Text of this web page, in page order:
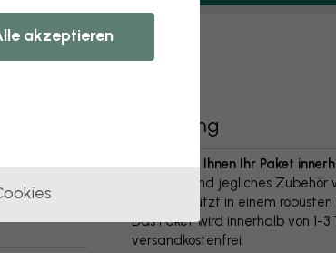
Lieferung
Wir senden Ihnen Ihr Paket
Ihr Poster und jegliches
und geschützt in einem
Das Paket wird innerhalb von 1-
versandkostenfrei.
akzeptieren